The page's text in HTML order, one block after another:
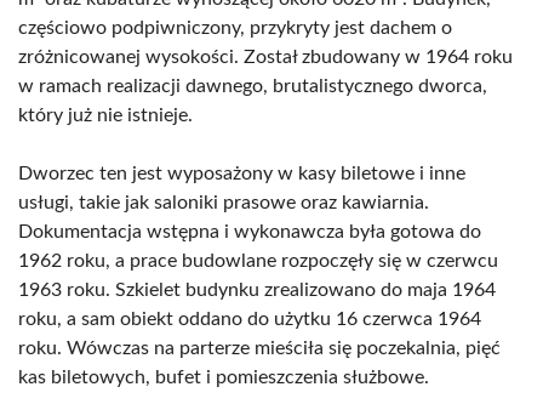
częściowo podpiwniczony, przykryty jest dachem o
zróżnicowanej wysokości. Został zbudowany w 1964 roku
w ramach realizacji dawnego, brutalistycznego dworca,
który już nie istnieje.
Dworzec ten jest wyposażony w kasy biletowe i inne
usługi, takie jak saloniki prasowe oraz kawiarnia.
Dokumentacja wstępna i wykonawcza była gotowa do
1962 roku, a prace budowlane rozpoczęły się w czerwcu
1963 roku. Szkielet budynku zrealizowano do maja 1964
roku, a sam obiekt oddano do użytku 16 czerwca 1964
roku. Wówczas na parterze mieściła się poczekalnia, pięć
kas biletowych, bufet i pomieszczenia służbowe.